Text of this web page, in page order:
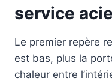
service
Le premier repère
est bas, plus la
chaleur entre